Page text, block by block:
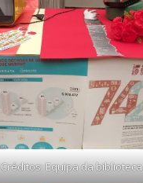
Créditos: Equipa da biblioteca